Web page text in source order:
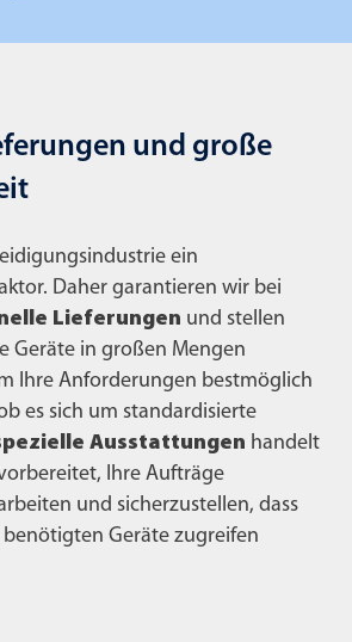
und große
ein
Daher garantieren wir bei
Lieferungen und stellen
Geräte in großen Mengen
Ihre Anforderungen bestmöglich
es sich um standardisierte
Ausstattungen handelt
Ihre Aufträge
und sicherzustellen, dass
benötigten Geräte zugreifen